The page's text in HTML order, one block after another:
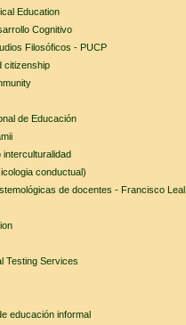
Education
Cognitivo
Filosóficos - PUCP
citizenship
de Educación
interculturalidad
conductual)
de docentes - Francisco Leal
Testing Services
educación informal